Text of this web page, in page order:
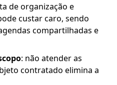
de organização e
custar caro, sendo
compartilhadas e
: não atender as
contratado elimina a